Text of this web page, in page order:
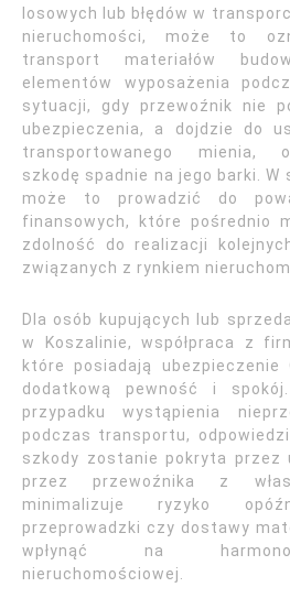
losowych lub błędów w
nieruchomości, może to
transport materiałów
elementów wyposażenia
sytuacji, gdy przewoźnik nie
ubezpieczenia, a dojdzie do
transportowanego mienia,
szkodę spadnie na jego barki. W
może to prowadzić do
finansowych, które pośrednio
zdolność do realizacji
związanych z rynkiem
Dla osób kupujących lub
w Koszalinie, współpraca z
które posiadają ubezpieczenie
dodatkową pewność i
przypadku wystąpienia
podczas transportu,
szkody zostanie pokryta przez
przez przewoźnika z
minimalizuje ryzyko
przeprowadzki czy dostawy
wpłynąć na
nieruchomościowej.